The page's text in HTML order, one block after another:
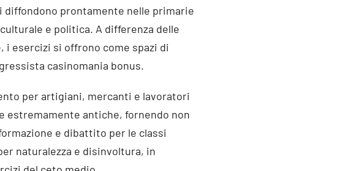
prontamente nelle primarie
e politica. A differenza delle
esercizi si offrono come spazi di
casinomania bonus.
per artigiani, mercanti e lavoratori
estremamente antiche, fornendo non
e dibattito per le classi
naturalezza e disinvoltura, in